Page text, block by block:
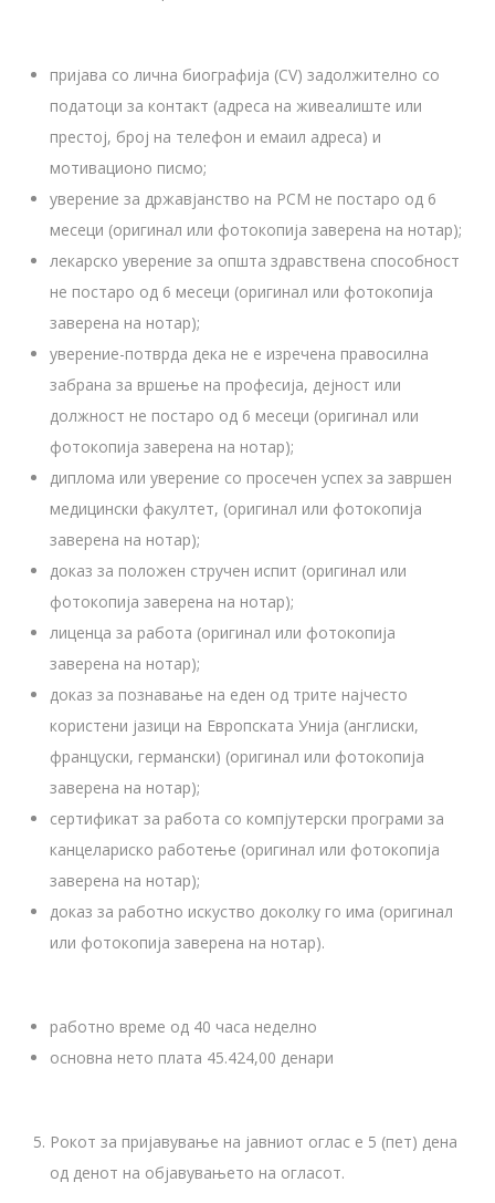
пријава со лична биографија (CV) задолжително со
податоци за контакт (адреса на живеалиште или
престој, број на телефон и емаил адреса) и
мотивационо писмо;
уверение за државјанство на РСМ не постаро од 6
месеци (оригинал или фотокопија заверена на нотар);
лекарско уверение за општа здравствена способност
не постаро од 6 месеци (оригинал или фотокопија
заверена на нотар);
уверение-потврда дека не е изречена правосилна
забрана за вршење на професија, дејност или
должност не постаро од 6 месеци (оригинал или
фотокопија заверена на нотар);
диплома или уверение со просечен успех за завршен
медицински факултет, (оригинал или фотокопија
заверена на нотар);
доказ за положен стручен испит (оригинал или
фотокопија заверена на нотар);
лиценца за работа (оригинал или фотокопија
заверена на нотар);
доказ за познавање на еден од трите најчесто
користени јазици на Европската Унија (англиски,
француски, германски) (оригинал или фотокопија
заверена на нотар);
сертификат за работа со компјутерски програми за
канцелариско работење (оригинал или фотокопија
заверена на нотар);
доказ за работно искуство доколку го има (оригинал
или фотокопија заверена на нотар).
работно време од 40 часа неделно
основна нето плата 45.424,00 денари
Рокот за пријавување на јавниот оглас е 5 (пет) дена
од денот на објавувањето на огласот.